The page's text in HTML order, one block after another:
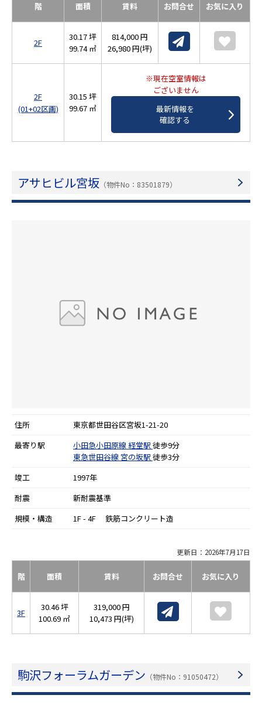
階 面積 賃料 お問合せ お気に入り
2F
30.17 坪
99.74 ㎡
814,000 円
26,980 円(坪)
2F
(01+02区画)
30.15 坪
99.67 ㎡
※現在空室情報は
ございません
最新情報を
確認する
アサヒビル宮坂 （物件No：83501879）
住所
東京都世田谷区宮坂1-21-20
最寄り駅
小田急小田原線 経堂駅 徒歩9分
東急世田谷線 宮の坂駅 徒歩3分
竣工
1997年
耐震
新耐震基準
規模・構造
1F - 4F 鉄筋コンクリート造
更新日：2026年7月17日
階 面積 賃料 お問合せ お気に入り
3F
30.46 坪
100.69 ㎡
319,000 円
10,473 円(坪)
駒沢フォーラムガーデン （物件No：91050472）